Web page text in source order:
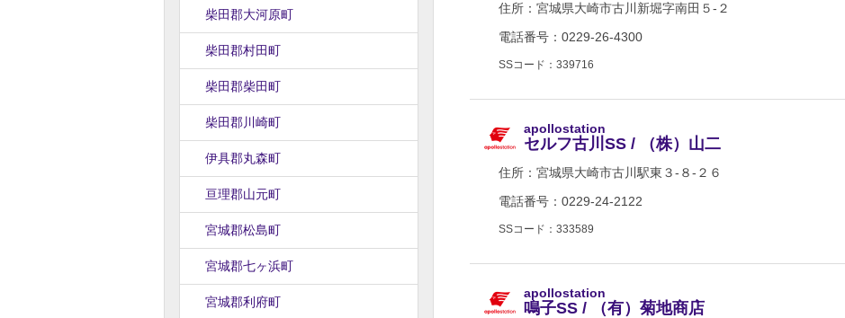
柴田郡大河原町
柴田郡村田町
柴田郡柴田町
柴田郡川崎町
伊具郡丸森町
亘理郡山元町
宮城郡松島町
宮城郡七ヶ浜町
宮城郡利府町
住所： 宮城県大崎市古川新堀字南田５-２
電話番号：0229-26-4300
SSコード：339716
apollostation
セルフ古川SS / （株）山二
住所： 宮城県大崎市古川駅東３-８-２６
電話番号：0229-24-2122
SSコード：333589
apollostation
鳴子SS / （有）菊地商店